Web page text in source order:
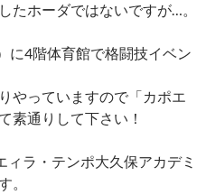
たホーダではないですが…。
に4階体育館で格闘技イベン
やっていますので「カポエ
素通りして下さい！
ラ・テンポ大久保アカデミ
。